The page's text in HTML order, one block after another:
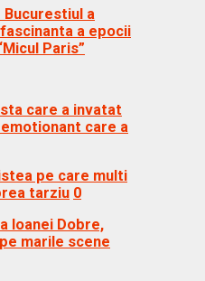
a
a epocii
Paris”
care a invatat
care a
pe care multi
tarziu 0
Ioanei Dobre,
marile scene